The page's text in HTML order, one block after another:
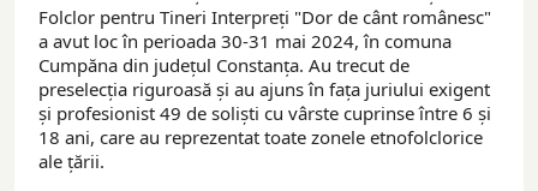
Folclor pentru Tineri Interpreți "Dor de cânt românesc"
a avut loc în perioada 30-31 mai 2024, în comuna
Cumpăna din județul Constanța. Au trecut de
preselecția riguroasă și au ajuns în fața juriului exigent
și profesionist 49 de soliști cu vârste cuprinse între 6 și
18 ani, care au reprezentat toate zonele etnofolclorice
ale țării.